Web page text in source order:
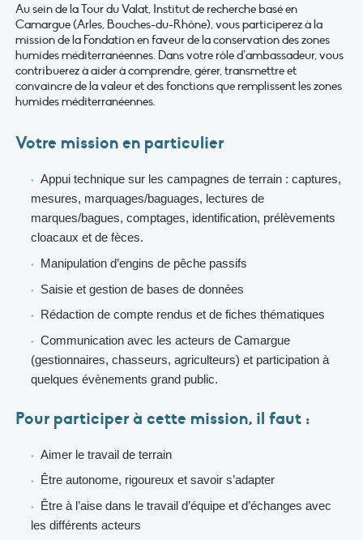
Au sein de la Tour du Valat, Institut de recherche basé en
Camargue (Arles, Bouches-du-Rhône), vous participerez à la
mission de la Fondation en faveur de la conservation des zones
humides méditerranéennes. Dans votre rôle d’ambassadeur, vous
contribuerez à aider à comprendre, gérer, transmettre et
convaincre de la valeur et des fonctions que remplissent les zones
humides méditerranéennes.
Votre mission en particulier
Appui technique sur les campagnes de terrain : captures,
mesures, marquages/baguages, lectures de
marques/bagues, comptages, identification, prélèvements
cloacaux et de fèces.
Manipulation d’engins de pêche passifs
Saisie et gestion de bases de données
Rédaction de compte rendus et de fiches thématiques
Communication avec les acteurs de Camargue
(gestionnaires, chasseurs, agriculteurs) et participation à
quelques évènements grand public.
Pour participer à cette mission, il faut :
Aimer le travail de terrain
Être autonome, rigoureux et savoir s’adapter
Être à l’aise dans le travail d’équipe et d’échanges avec
les différents acteurs